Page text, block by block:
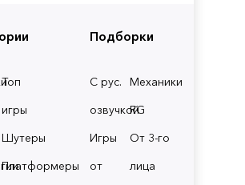
Топ
игры
Шутеры
Платформеры
Подборки
С рус.
озвучкой
Механики
RG
Игры
от
От 3-го
лица